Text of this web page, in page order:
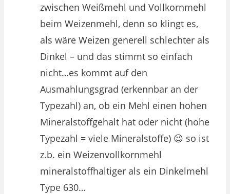
zwischen Weißmehl und Vollkornmehl
beim Weizenmehl, denn so klingt es,
als wäre Weizen generell schlechter als
Dinkel – und das stimmt so einfach
nicht…es kommt auf den
Ausmahlungsgrad (erkennbar an der
Typezahl) an, ob ein Mehl einen hohen
Mineralstoffgehalt hat oder nicht (hohe
Typezahl = viele Mineralstoffe) 😉 so ist
z.b. ein Weizenvollkornmehl
mineralstoffhaltiger als ein Dinkelmehl
Type 630…